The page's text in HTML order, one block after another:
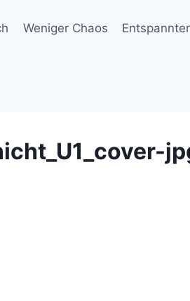
Weniger Chaos